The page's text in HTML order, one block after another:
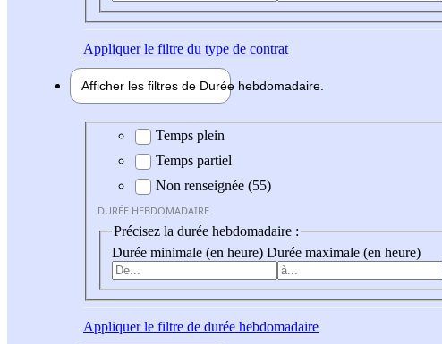
Appliquerle filtre du type de contrat
Afficher les filtres de Durée hebdomadaire
Durée hebdomadaire
Temps plein
Temps partiel
Non renseignée (55)
DURÉE HEBDOMADAIRE
Précisez la durée hebdomadaire :
Durée minimale (en heure) Durée maximale (en heure)
Appliquerle filtre de durée hebdomadaire